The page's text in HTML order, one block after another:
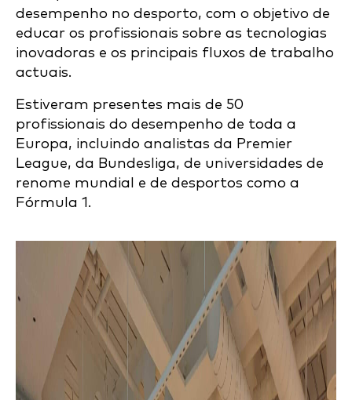
desempenho no desporto, com o objetivo de
educar os profissionais sobre as tecnologias
inovadoras e os principais fluxos de trabalho
actuais.
Estiveram presentes mais de 50
profissionais do desempenho de toda a
Europa, incluindo analistas da Premier
League, da Bundesliga, de universidades de
renome mundial e de desportos como a
Fórmula 1.